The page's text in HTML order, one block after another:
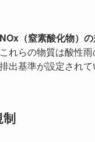
（窒素酸化物）
れらの物質は酸性
出基準が設定されて
制